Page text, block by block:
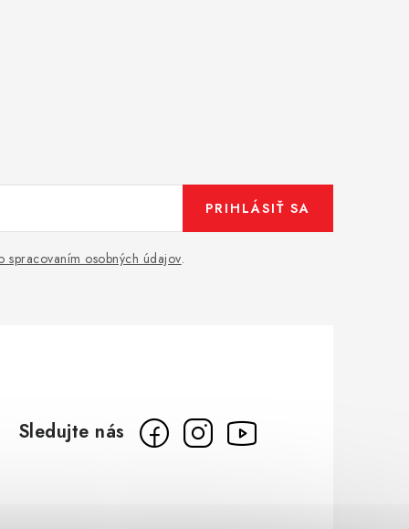
spracovaním osobných údajov.
PRIHLÁSIŤ SA